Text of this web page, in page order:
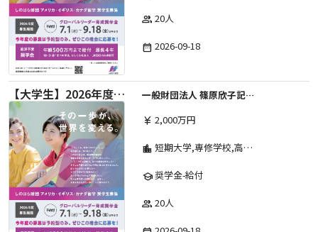
group 20人
date_range 2026-09-18
【大学生】2026年度 しのはら財団 アメリカ・イギリス・カナダ英語留学奨学金
一般財団法人 篠原欣子記念財団 (海外留学奨学金グループ)
currency_yen 2,000万円
location_city 短期大学,専修学校,高等専門学校,その他,高等学校,大学院,大学
school奨学金-給付
group 20人